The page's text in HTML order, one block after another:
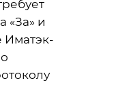
«За» и
Иматэк-